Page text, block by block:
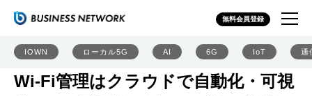
無料会員登録
IOWN ローカル5G AI 6G IoT 通
Wi-Fi管理はクラウドで自動化・可視